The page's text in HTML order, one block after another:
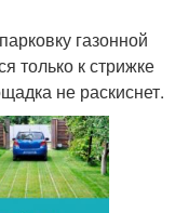
газонной
только к стрижке
не раскиснет.